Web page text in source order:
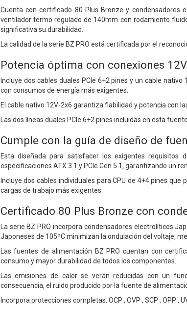
Cuenta con certificado 80 Plus Bronze y condensadores
ventilador termo regulado de 140mm con rodamiento
significativa su durabilidad.
La calidad de la serie BZ PRO está certificada por el
Potencia óptima con conexiones
Incluye dos cables duales PCIe 6+2 pines y un cable
con consumos de energía más exigentes.
El cable nativo 12V-2x6 garantiza fiabilidad y potencia con
Las dos líneas duales PCIe 6+2 pines incluidas en esta
Cumple con la guía de diseño de
Esta diseñada para satisfacer los exigentes
especificaciones ATX 3.1 y PCIe Gen 5.1, garantizando un
Incluye dos cables individuales para CPU de 4+4 pines
cargas de trabajo más exigentes.
Certificado 80 Plus Bronze con
La serie BZ PRO incorpora condensadores electrolíticos
Japoneses de 105ºC minimizan la ondulación del voltaje,
Las fuentes de alimentación BZ PRO cuentan con
consumo y mayor durabilidad de todos los componentes.
Las emisiones de calor se verán reducidas con un
consecuencia, el ruido producido por la fuente de
Incorpora protecciones completas: OCP , OVP , SCP , OPP ,